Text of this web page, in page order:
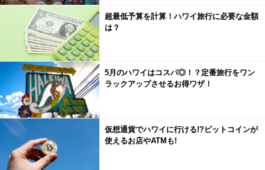
超最低予算を計算！ハワイ旅行に必要な金額
は？
5月のハワイはコスパ◎！？定番旅行をワン
ラックアップさせるお得ワザ！
仮想通貨でハワイに行ける!?ビットコインが
使えるお店やATMも!